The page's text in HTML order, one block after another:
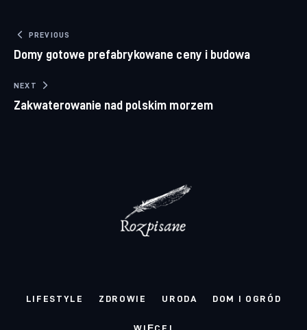
Nawigacja wpisu
PREVIOUS
Domy gotowe prefabrykowane ceny i budowa
NEXT
Zakwaterowanie nad polskim morzem
LIFESTYLE ZDROWIE URODA DOM I OGRÓD
WIĘCEJ